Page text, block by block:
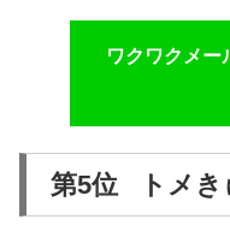
ワクワクメー
第5位 トメき